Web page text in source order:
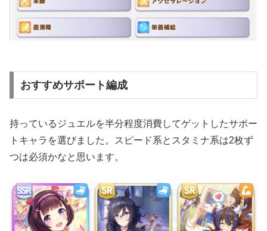
おすすめサポート編成
持っているジュエルを半分程度消費してゲットしたサポー
トキャラを選びました。スピード系とスタミナ系は2枚ず
つは必須かなと思います。